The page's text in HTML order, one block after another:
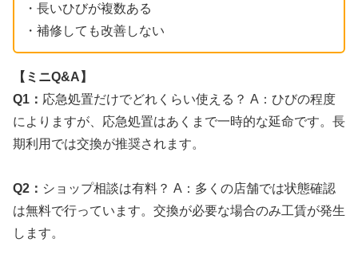
・長いひびが複数ある
・補修しても改善しない
【ミニQ&A】
Q1： 応急処置だけでどれくらい使える？ A：ひびの程度
によりますが、応急処置はあくまで一時的な延命です。長
期利用では交換が推奨されます。
Q2： ショップ相談は有料？ A：多くの店舗では状態確認
は無料で行っています。交換が必要な場合のみ工賃が発生
します。